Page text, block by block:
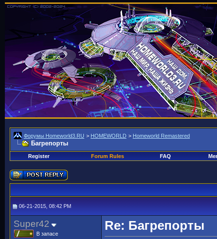
Форумы Homeworld3.RU > HOMEWORLD > Homeworld Remastered
Багрепорты
Register Forum Rules FAQ
06-21-2015, 08:42 PM
Super42
В запасе
Re: Багрепорты